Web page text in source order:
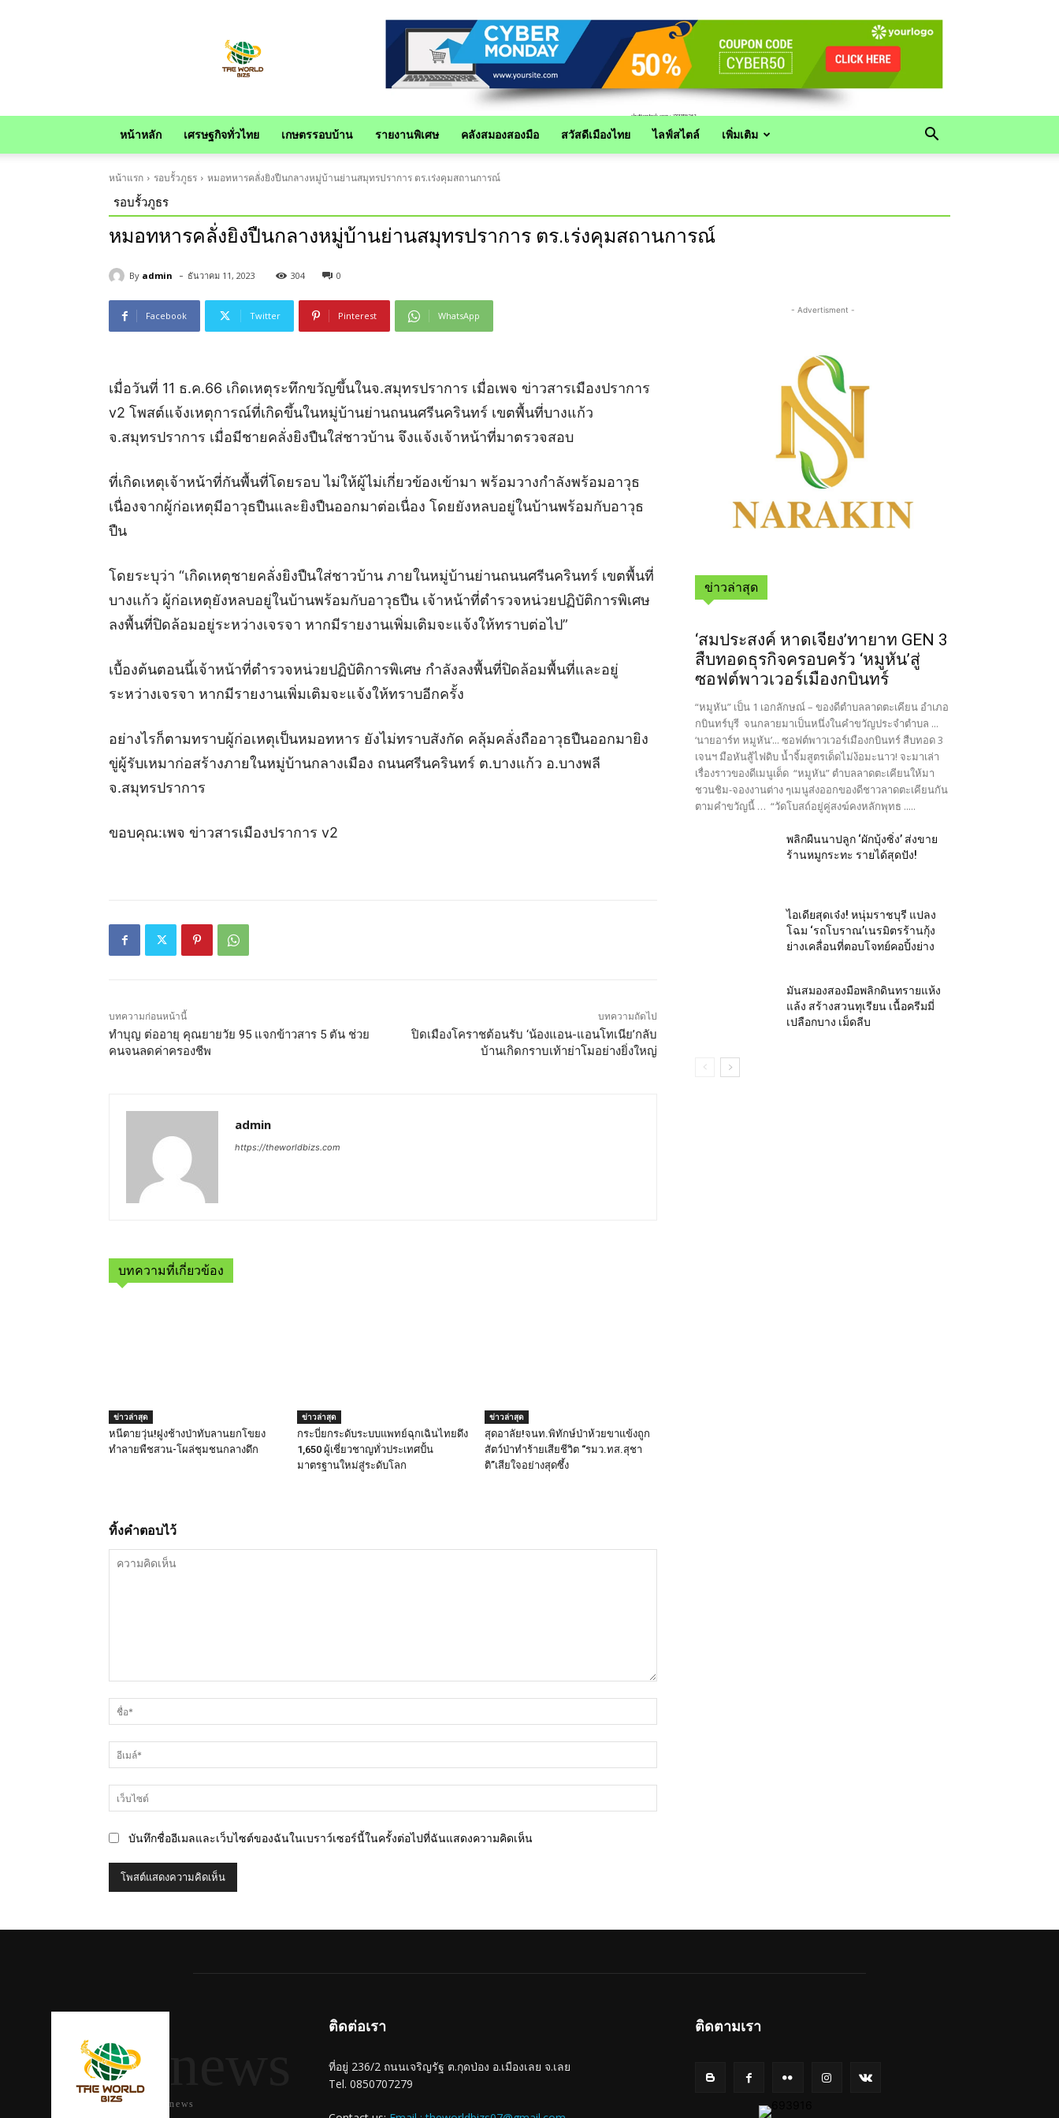
หน้าหลัก เศรษฐกิจทั่วไทย เกษตรรอบบ้าน รายงานพิเศษ คลังสมองสองมือ สวัสดีเมืองไทย ไลฟ์สไตล์ เพิ่มเติม
หน้าแรก รอบรั้วภูธร หมอทหารคลั่งยิงปืนกลางหมู่บ้านย่านสมุทรปราการ ตร.เร่งคุมสถานการณ์
รอบรั้วภูธร
หมอทหารคลั่งยิงปืนกลางหมู่บ้านย่านสมุทรปราการ ตร.เร่งคุมสถานการณ์
By admin - ธันวาคม 11, 2023 304 0
Facebook Twitter Pinterest WhatsApp
เมื่อวันที่ 11 ธ.ค.66 เกิดเหตุระทึกขวัญขึ้นในจ.สมุทรปราการ เมื่อเพจ ข่าวสารเมืองปราการ
v2 โพสต์แจ้งเหตุการณ์ที่เกิดขึ้นในหมู่บ้านย่านถนนศรีนครินทร์ เขตพื้นที่บางแก้ว
จ.สมุทรปราการ เมื่อมีชายคลั่งยิงปืนใส่ชาวบ้าน จึงแจ้งเจ้าหน้าที่มาตรวจสอบ
ที่เกิดเหตุเจ้าหน้าที่กันพื้นที่โดยรอบ ไม่ให้ผู้ไม่เกี่ยวข้องเข้ามา พร้อมวางกำลังพร้อมอาวุธ
เนื่องจากผู้ก่อเหตุมีอาวุธปืนและยิงปืนออกมาต่อเนื่อง โดยยังหลบอยู่ในบ้านพร้อมกับอาวุธ
ปืน
โดยระบุว่า “เกิดเหตุชายคลั่งยิงปืนใส่ชาวบ้าน ภายในหมู่บ้านย่านถนนศรีนครินทร์ เขตพื้นที่
บางแก้ว ผู้ก่อเหตุยังหลบอยู่ในบ้านพร้อมกับอาวุธปืน เจ้าหน้าที่ตำรวจหน่วยปฏิบัติการพิเศษ
ลงพื้นที่ปิดล้อมอยู่ระหว่างเจรจา หากมีรายงานเพิ่มเติมจะแจ้งให้ทราบต่อไป”
เบื้องต้นตอนนี้เจ้าหน้าที่ตำรวจหน่วยปฏิบัติการพิเศษ กำลังลงพื้นที่ปิดล้อมพื้นที่และอยู่
ระหว่างเจรจา หากมีรายงานเพิ่มเติมจะแจ้งให้ทราบอีกครั้ง
อย่างไรก็ตามทราบผู้ก่อเหตุเป็นหมอทหาร ยังไม่ทราบสังกัด คลุ้มคลั่งถืออาวุธปืนออกมายิง
ขู่ผู้รับเหมาก่อสร้างภายในหมู่บ้านกลางเมือง ถนนศรีนครินทร์ ต.บางแก้ว อ.บางพลี
จ.สมุทรปราการ
ขอบคุณ:เพจ ข่าวสารเมืองปราการ v2
บทความก่อนหน้านี้
ทำบุญ ต่ออายุ คุณยายวัย 95 แจกข้าวสาร 5 ตัน ช่วย
คนจนลดค่าครองชีพ
บทความถัดไป
ปิดเมืองโคราชต้อนรับ ‘น้องแอน-แอนโทเนีย’กลับ
บ้านเกิดกราบเท้าย่าโมอย่างยิ่งใหญ่
admin
https://theworldbizs.com
บทความที่เกี่ยวข้อง
ข่าวล่าสุด
หนีตายวุ่น!ฝูงช้างป่าทับลานยกโขยง
ทำลายพืชสวน-โผล่ชุมชนกลางดึก
ข่าวล่าสุด
กระบี่ยกระดับระบบแพทย์ฉุกเฉินไทยดึง
1,650 ผู้เชี่ยวชาญทั่วประเทศปั้น
มาตรฐานใหม่สู่ระดับโลก
ข่าวล่าสุด
สุดอาลัย!จนท.พิทักษ์ป่าห้วยขาแข้งถูก
สัตว์ป่าทำร้ายเสียชีวิต “รมว.ทส.สุชา
ติ”เสียใจอย่างสุดซึ้ง
ทิ้งคำตอบไว้
คิด
เห็น
บันทึกชื่ออีเมลและเว็บไซต์ของฉันในเบราว์เซอร์นี้ในครั้งต่อไปที่ฉันแสดงความคิดเห็น
- Advertisment -
ข่าวล่าสุด
‘สมประสงค์ หาดเจียง’ทายาท GEN 3
สืบทอดธุรกิจครอบครัว ‘หมูหัน’สู่
ซอฟต์พาวเวอร์เมืองกบินทร์
“หมูหัน” เป็น 1 เอกลักษณ์ – ของดีตำบลลาดตะเคียน อำเภอ
กบินทร์บุรี จนกลายมาเป็นหนึ่งในคำขวัญประจำตำบล ...
‘นายอาร์ท หมูหัน’... ซอฟต์พาวเวอร์เมืองกบินทร์ สืบทอด 3
เจนฯ มือหันสู้ไฟดิบ น้ำจิ้มสูตรเด็ดไม่ง้อมะนาว! จะมาเล่า
เรื่องราวของดีเมนูเด็ด “หมูหัน” ตำบลลาดตะเคียนให้มา
ชวนชิม-จองงานต่าง ๆเมนูส่งออกของดีชาวลาดตะเคียนกัน
ตามคำขวัญนี้ … “วัดโบสถ์อยู่คู่สงฆ์คงหลักพุทธ .....
พลิกผืนนาปลูก ‘ผักบุ้งซิ่ง’ ส่งขาย
ร้านหมูกระทะ รายได้สุดปัง!
ไอเดียสุดเจ๋ง! หนุ่มราชบุรี แปลง
โฉม ‘รถโบราณ’เนรมิตรร้านกุ้ง
ย่างเคลื่อนที่ตอบโจทย์คอปิ้งย่าง
มันสมองสองมือพลิกดินทรายแห้ง
แล้ง สร้างสวนทุเรียน เนื้อครีมมี่
เปลือกบาง เม็ดลีบ
news
ติดต่อเรา
ที่อยู่ 236/2 ถนนเจริญรัฐ ต.กุดป่อง อ.เมืองเลย จ.เลย
Tel. 0850707279
ติดตามเรา